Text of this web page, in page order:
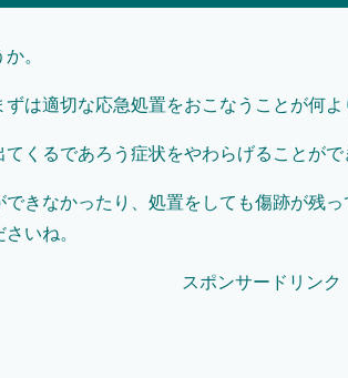
。
は適切な応急処置をおこなうことが何よ
くるであろう症状をやわらげることがで
できなかったり、処置をしても傷跡が残
いね。
スポンサードリンク